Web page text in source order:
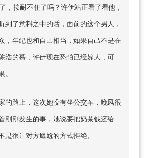
，按耐不住了吗？许伊站正看了看他，
到了意料之中的话，面前的这个男人，
，年纪也和自己相当，如果自己不是在
浩的慕，许伊现在恐怕已经嫁人，可
的路上，这次她没有坐公交车，晚风很
刚刚发生的事，她说要把奶茶钱还给
是很让对方尴尬的方式拒绝。